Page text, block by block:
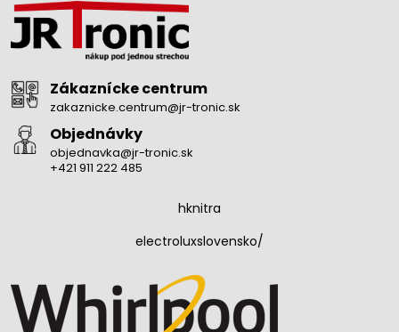
Zákaznícke centrum
zakaznicke.centrum@jr-tronic.sk
Objednávky
objednavka@jr-tronic.sk
+421 911 222 485
hknitra
electroluxslovensko/